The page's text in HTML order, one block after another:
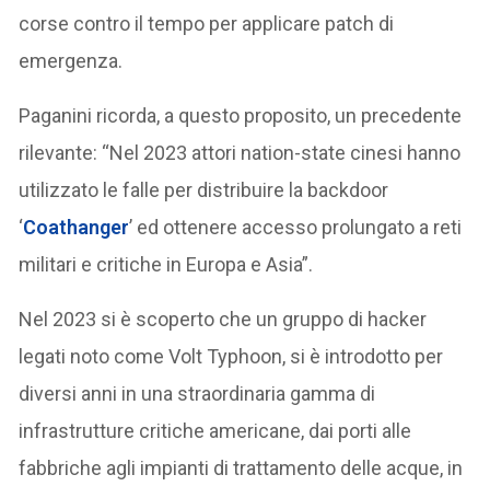
corse contro il tempo per applicare patch di
emergenza.
Paganini ricorda, a questo proposito, un precedente
rilevante: “Nel 2023 attori nation-state cinesi hanno
utilizzato le falle per distribuire la backdoor
‘Coathanger’ ed ottenere accesso prolungato a reti
militari e critiche in Europa e Asia”.
Nel 2023 si è scoperto che un gruppo di hacker
legati noto come Volt Typhoon, si è introdotto per
diversi anni in una straordinaria gamma di
infrastrutture critiche americane, dai porti alle
fabbriche agli impianti di trattamento delle acque, in